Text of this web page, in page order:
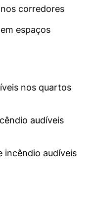
corredores
espaços
nos quartos
audíveis
incêndio audíveis